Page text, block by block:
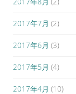
2017年7月 (2)
2017年6月 (3)
2017年5月 (4)
2017年4月 (10)